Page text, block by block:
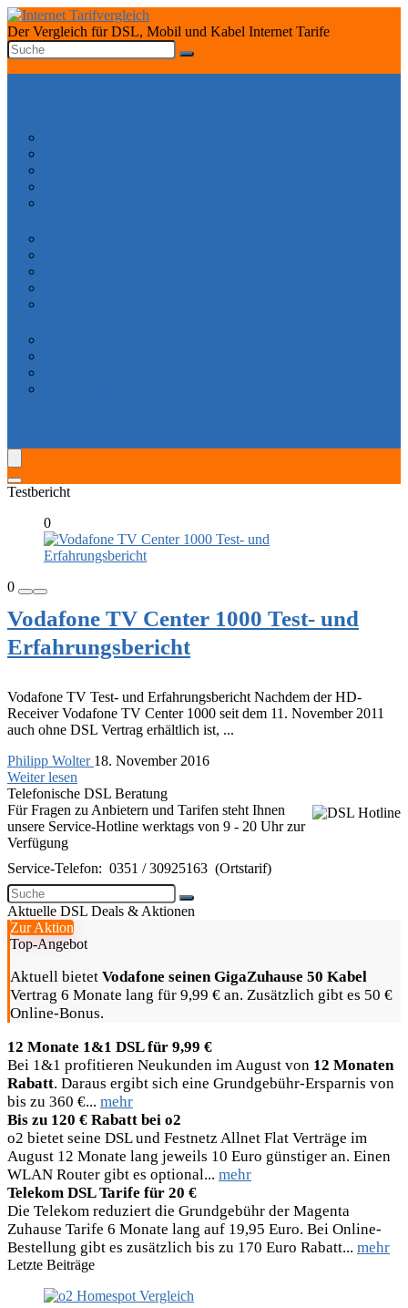
Der Vergleich für DSL, Mobil und Kabel Internet Tarife
Testbericht
0
0
Vodafone TV Center 1000 Test- und
Erfahrungsbericht
Vodafone TV Test- und Erfahrungsbericht Nachdem der HD-
Receiver Vodafone TV Center 1000 seit dem 11. November 2011
auch ohne DSL Vertrag erhältlich ist, ...
Philipp Wolter 18. November 2016
Weiter lesen
Telefonische DSL Beratung
Für Fragen zu Anbietern und Tarifen steht Ihnen
unsere Service-Hotline werktags von 9 - 20 Uhr zur
Verfügung
Service-Telefon: 0351 / 30925163 (Ortstarif)
Aktuelle DSL Deals & Aktionen
Zur Aktion
Top-Angebot
Aktuell bietet Vodafone seinen GigaZuhause 50 Kabel
Vertrag 6 Monate lang für 9,99 € an. Zusätzlich gibt es 50 €
Online-Bonus.
12 Monate 1&1 DSL für 9,99 €
Bei 1&1 profitieren Neukunden im August von 12 Monaten
Rabatt. Daraus ergibt sich eine Grundgebühr-Ersparnis von
bis zu 360 €... mehr
Bis zu 120 € Rabatt bei o2
o2 bietet seine DSL und Festnetz Allnet Flat Verträge im
August 12 Monate lang jeweils 10 Euro günstiger an. Einen
WLAN Router gibt es optional... mehr
Telekom DSL Tarife für 20 €
Die Telekom reduziert die Grundgebühr der Magenta
Zuhause Tarife 6 Monate lang auf 19,95 Euro. Bei Online-
Bestellung gibt es zusätzlich bis zu 170 Euro Rabatt... mehr
Letzte Beiträge